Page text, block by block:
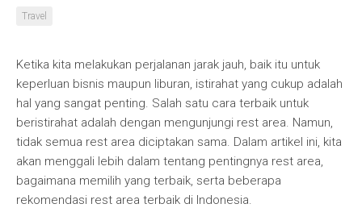
Travel
Ketika kita melakukan perjalanan jarak jauh, baik itu untuk
keperluan bisnis maupun liburan, istirahat yang cukup adalah
hal yang sangat penting. Salah satu cara terbaik untuk
beristirahat adalah dengan mengunjungi rest area. Namun,
tidak semua rest area diciptakan sama. Dalam artikel ini, kita
akan menggali lebih dalam tentang pentingnya rest area,
bagaimana memilih yang terbaik, serta beberapa
rekomendasi rest area terbaik di Indonesia.